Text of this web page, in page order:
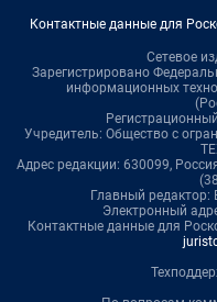
Контактные данные для
Сетевое
Зарегистрировано
информационных
Учредитель: Общество с
Адрес редакции: 630099,
Главный
Электронный
Контактные данные для